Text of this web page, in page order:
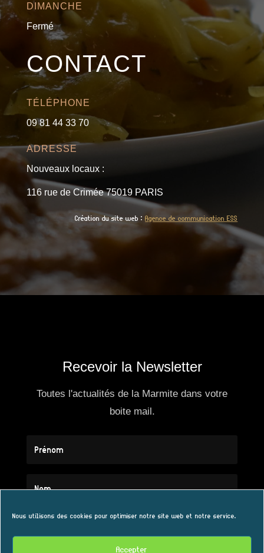
Nous utilisons des cookies pour optimiser notre site web et notre service.
Accepter
DIMANCHE
Fermé
CONTACT
TÉLÉPHONE
09 81 44 33 70
ADRESSE
Nouveaux locaux :
116 rue de Crimée 75019 PARIS
Création du site web :Agence de communication ESS
Recevoir la Newsletter
Toutes l'actualités de la Marmite dans votre
boite mail.